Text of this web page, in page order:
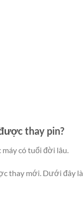
thay pin?
có tuổi đời lâu.
thay mới. Dưới đây là